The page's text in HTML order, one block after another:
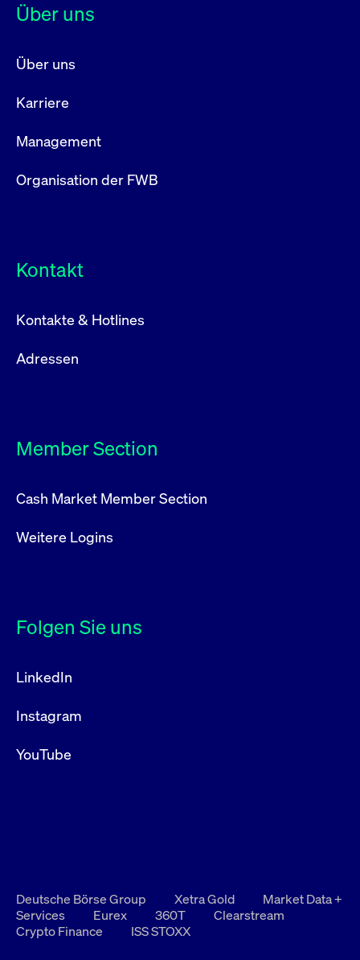
Über uns
Über uns
Karriere
Management
Organisation der FWB
Kontakt
Kontakte & Hotlines
Adressen
Member Section
Cash Market Member Section
Weitere Logins
Folgen Sie uns
LinkedIn
Instagram
YouTube
Deutsche Börse Group Xetra Gold
Market Data +
Services
Eurex 360T
Clearstream
Crypto Finance
ISS STOXX